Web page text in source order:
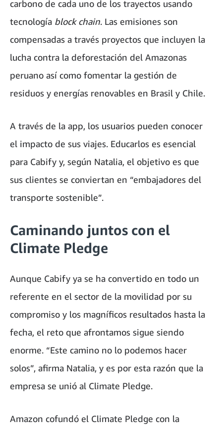
carbono de cada uno de los trayectos usando
tecnología block chain. Las emisiones son
compensadas a través proyectos que incluyen la
lucha contra la deforestación del Amazonas
peruano así como fomentar la gestión de
residuos y energías renovables en Brasil y Chile.
A través de la app, los usuarios pueden conocer
el impacto de sus viajes. Educarlos es esencial
para Cabify y, según Natalia, el objetivo es que
sus clientes se conviertan en “embajadores del
transporte sostenible”.
Caminando juntos con el
Climate Pledge
Aunque Cabify ya se ha convertido en todo un
referente en el sector de la movilidad por su
compromiso y los magníficos resultados hasta la
fecha, el reto que afrontamos sigue siendo
enorme. “Este camino no lo podemos hacer
solos”, afirma Natalia, y es por esta razón que la
empresa se unió al Climate Pledge.
Amazon cofundó el Climate Pledge con la